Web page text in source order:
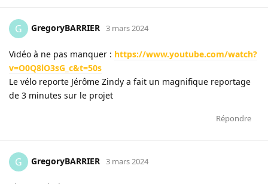
G GregoryBARRIER 3 mars 2024
Vidéo à ne pas manquer : https://www.youtube.com/watch?
v=O0Q8lO3sG_c&t=50s
Le vélo reporte Jérôme Zindy a fait un magnifique reportage
de 3 minutes sur le projet
Répondre
G GregoryBARRIER 3 mars 2024